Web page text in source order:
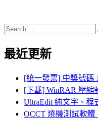
Search
for:
最近更新
[統一發票] 中獎號碼
[下載] WinRAR 壓縮
UltraEdit 純文字、程
OCCT 燒機測試軟體